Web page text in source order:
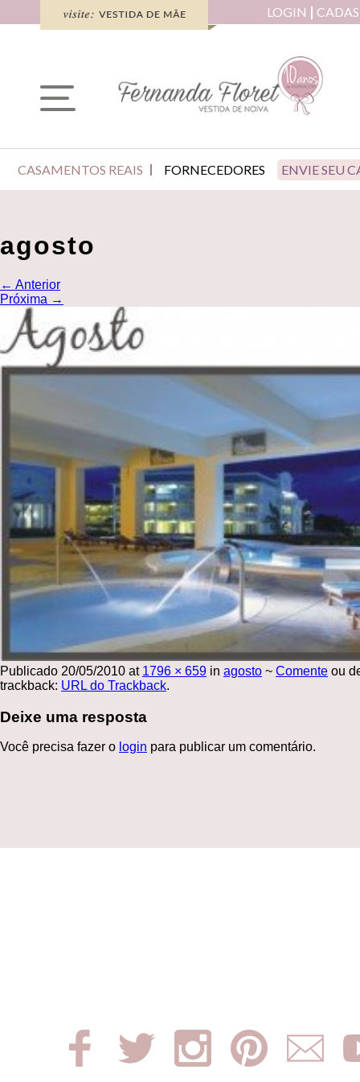
LOGIN
CASAMENTOS REAIS FORNECEDORES ENVIE SEU
agosto
← Anterior
Próxima →
Publicado 20/05/2010 at 1796 × 659 in agosto ~ Comente ou
trackback: URL do Trackback.
Deixe uma resposta
Você precisa fazer o login para publicar um comentário.